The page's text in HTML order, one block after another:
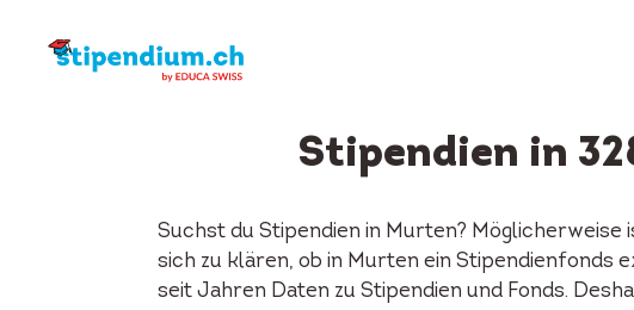
Stipendien in
Suchst du Stipendien in Murten? Möglicherweise
sich zu klären, ob in Murten ein Stipendienfonds
seit Jahren Daten zu Stipendien und Fonds.